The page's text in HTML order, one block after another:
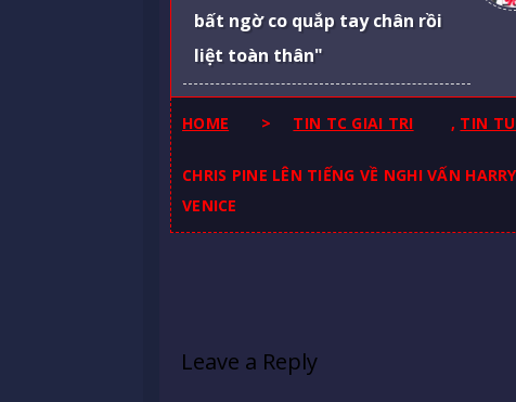
bất ngờ co quắp tay chân rồi
liệt toàn thân"
HOME > TIN TC GIAI TRI , TIN
CHRIS PINE LÊN TIẾNG VỀ NGHI VẤN
VENICE
Leave a Reply